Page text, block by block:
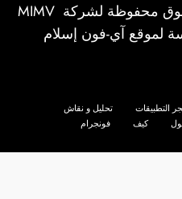
MIMV
لموقع آي-فون إسلام
التطبيقات
تحليل و نقاش
كيف فونجرام